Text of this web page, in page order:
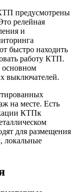
предусмотрены
релейная
и
быстро находить
работу КТП.
основном
выключателей.
на месте. Есть
КТПк
для размещения
локальные